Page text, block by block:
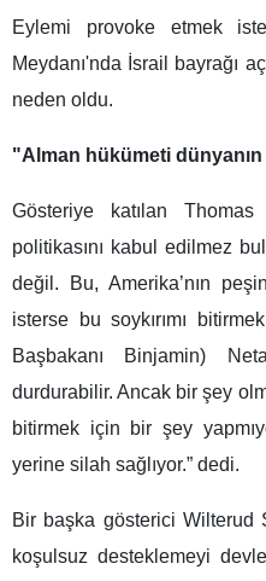
Eylemi provoke etmek
Meydanı'nda İsrail bayrağı
neden oldu.
"Alman hükümeti
Gösteriye katılan
politikasını kabul edilmez
değil. Bu, Amerika’nın
isterse bu soykırımı
Başbakanı Binjamin)
durdurabilir. Ancak bir şey
bitirmek için bir şey
yerine silah sağlıyor.” dedi.
Bir başka gösterici Wilterud
koşulsuz desteklemeyi